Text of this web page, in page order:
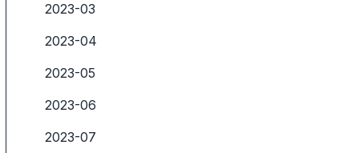
2023-03
2023-04
2023-05
2023-06
2023-07